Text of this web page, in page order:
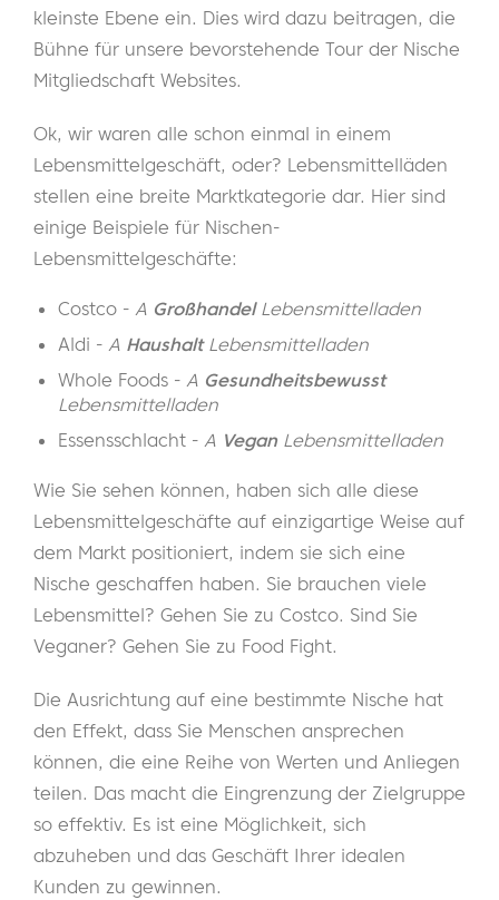
kleinste Ebene ein. Dies wird dazu beitragen, die
Bühne für unsere bevorstehende Tour der Nische
Mitgliedschaft Websites.
Ok, wir waren alle schon einmal in einem
Lebensmittelgeschäft, oder? Lebensmittelläden
stellen eine breite Marktkategorie dar. Hier sind
einige Beispiele für Nischen-
Lebensmittelgeschäfte:
Costco - A GroßhandelLebensmittelladen
Aldi - A HaushaltLebensmittelladen
Whole Foods - A Gesundheitsbewusst
Lebensmittelladen
Essensschlacht - A Vegan Lebensmittelladen
Wie Sie sehen können, haben sich alle diese
Lebensmittelgeschäfte auf einzigartige Weise auf
dem Markt positioniert, indem sie sich eine
Nische geschaffen haben. Sie brauchen viele
Lebensmittel? Gehen Sie zu Costco. Sind Sie
Veganer? Gehen Sie zu Food Fight.
Die Ausrichtung auf eine bestimmte Nische hat
den Effekt, dass Sie Menschen ansprechen
können, die eine Reihe von Werten und Anliegen
teilen. Das macht die Eingrenzung der Zielgruppe
so effektiv. Es ist eine Möglichkeit, sich
abzuheben und das Geschäft Ihrer idealen
Kunden zu gewinnen.